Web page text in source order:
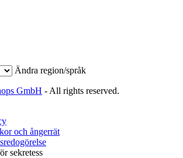
Ändra region/språk
GmbH - All rights reserved.
och ångerrät
sekretess